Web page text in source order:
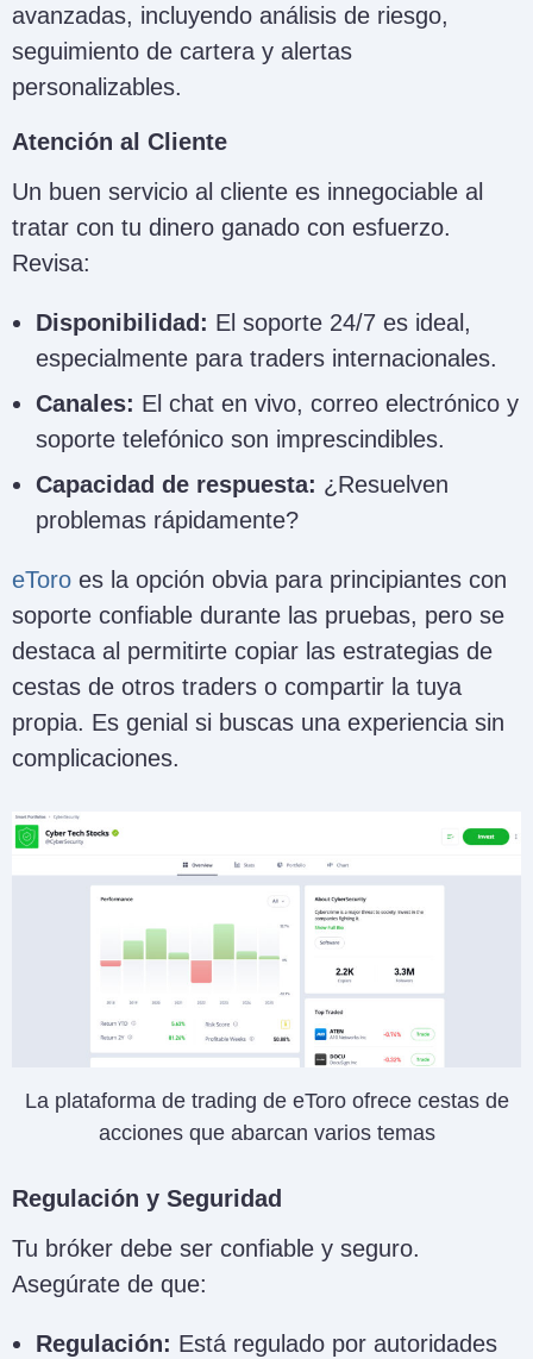
avanzadas, incluyendo análisis de riesgo,
seguimiento de cartera y alertas
personalizables.
Atención al Cliente
Un buen servicio al cliente es innegociable al
tratar con tu dinero ganado con esfuerzo.
Revisa:
Disponibilidad: El soporte 24/7 es ideal,
especialmente para traders internacionales.
Canales: El chat en vivo, correo electrónico y
soporte telefónico son imprescindibles.
Capacidad de respuesta: ¿Resuelven
problemas rápidamente?
eToro es la opción obvia para principiantes con
soporte confiable durante las pruebas, pero se
destaca al permitirte copiar las estrategias de
cestas de otros traders o compartir la tuya
propia. Es genial si buscas una experiencia sin
complicaciones.
La plataforma de trading de eToro ofrece cestas de
acciones que abarcan varios temas
Regulación y Seguridad
Tu bróker debe ser confiable y seguro.
Asegúrate de que:
Regulación: Está regulado por autoridades